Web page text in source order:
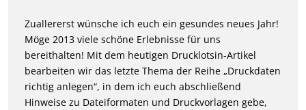
Zuallererst wünsche ich euch ein gesundes neues Jahr!
Möge 2013 viele schöne Erlebnisse für uns
bereithalten! Mit dem heutigen Drucklotsin-Artikel
bearbeiten wir das letzte Thema der Reihe „Druckdaten
richtig anlegen“, in dem ich euch abschließend
Hinweise zu Dateiformaten und Druckvorlagen gebe,